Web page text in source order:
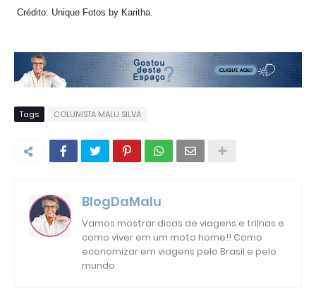
Crédito: Unique Fotos by Karitha.
Tags COLUNISTA MALU SILVA
BlogDaMalu
Vamos mostrar dicas de viagens e trilhas e
como viver em um moto home!! Como
economizar em viagens pelo Brasil e pelo
mundo